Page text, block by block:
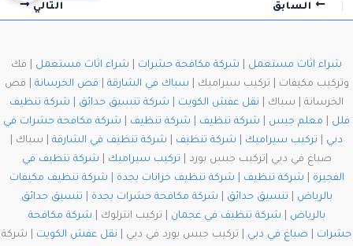
السابق التالي
شراء اثاث مستعمل شركة مكافحة حشرات شراء اثاث مستعمل | فك
وتركيب مكيفات | تركيب سيراميك | سباك في الشارقة قص الخرسانة | قص
الخرسانة | سباك | نقل عفش الكويت شركة تنسيق حدائق
شركة تنظيف
فلل
معلم جبس شركة تنظيف شركة تنظيف
شركة مكافحة حشرات في
دبي
تركيب سيراميك شركة تنظيف شركة تنظيف في الشارقة | سباك |
صباغ في دبي |تركيب جبس بورد | تركيب سيراميك
شركة تنظيف في
الفجيرة
شركة تنظيف شركة تنظيف خزانات بجدة
شركة تنظيف مكيفات
بالرياض
تنسيق حدائق شركة مكافحة حشرات بجدة
تنسيق حدائق
بالرياض
شركة تنظيف في عجمان | تركيب انترلوك | شركة مكافحة
حشرات
صباغ في دبي | تركيب جبس بورد في دبي | نقل عفش الكويت | شركة